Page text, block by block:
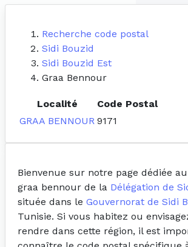
Recherche code postal
Sidi Bouzid
Sidi Bouzid Est
Graa Bennour
Localité
Code Postal
GRAA BENNOUR 9171
Bienvenue sur notre page dédiée
graa bennour de la Délégation de
située dans le Gouvernorat de Sidi
Tunisie. Si vous habitez ou
rendre dans cette région, il est